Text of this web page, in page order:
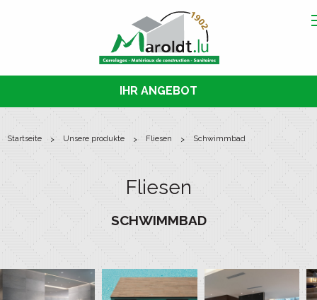
IHR ANGEBOT
startseite unsere produkte fliesen schwimmbad
Fliesen
SCHWIMMBAD